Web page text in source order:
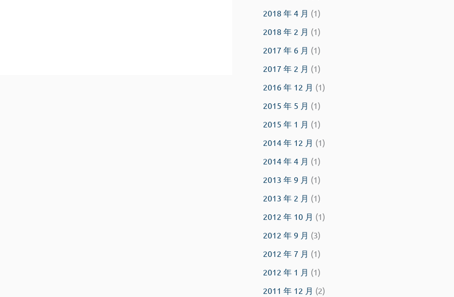
2018 年 4 月 (1)
2018 年 2 月 (1)
2017 年 6 月 (1)
2017 年 2 月 (1)
2016 年 12 月 (1)
2015 年 5 月 (1)
2015 年 1 月 (1)
2014 年 12 月 (1)
2014 年 4 月 (1)
2013 年 9 月 (1)
2013 年 2 月 (1)
2012 年 10 月 (1)
2012 年 9 月 (3)
2012 年 7 月 (1)
2012 年 1 月 (1)
2011 年 12 月 (2)